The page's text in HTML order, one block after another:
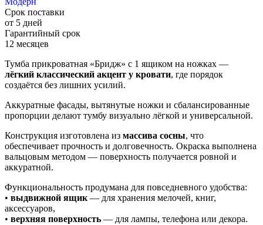
Срок поставки
от 5 дней
Гарантийный срок
12 месяцев
Тумба прикроватная «Бридж» с 1 ящиком на ножках —
лёгкий классический акцент у кровати, где порядок
создаётся без лишних усилий.
Аккуратные фасады, вытянутые ножки и сбалансированные
пропорции делают тумбу визуально лёгкой и универсальной.
Конструкция изготовлена из массива сосны, что
обеспечивает прочность и долговечность. Окраска выполнена
вальцовым методом — поверхность получается ровной и
аккуратной.
Функциональность продумана для повседневного удобства:
• выдвижной ящик — для хранения мелочей, книг,
аксессуаров,
• верхняя поверхность — для лампы, телефона или декора.